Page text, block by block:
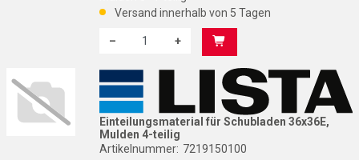
Versand innerhalb von 5 Tagen
–
+
Einteilungsmaterial für Schubladen 36x36E,
Mulden 4-teilig
Artikelnummer: 7219150100